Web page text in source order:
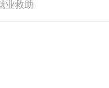
业救助